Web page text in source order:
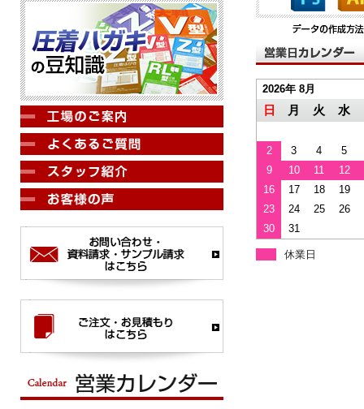
2026年 8月
日 月 火 水
2 3 4
5
9
10 11
12
16
17 18
19
23
24 25
26
30
31
休業日